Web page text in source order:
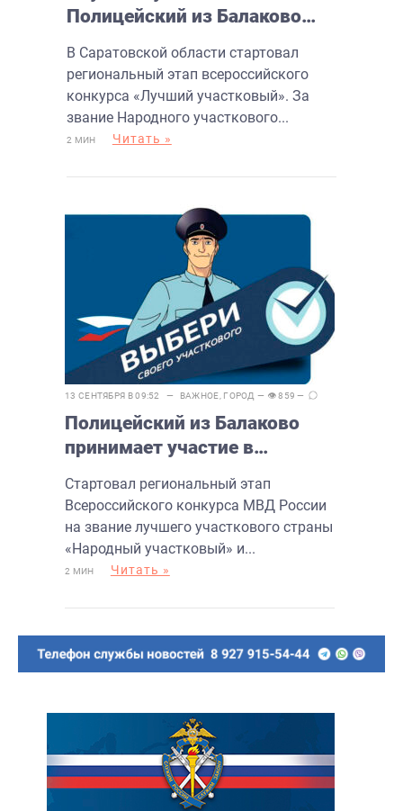
Полицейский из Балаково
В Саратовской области стартовал
региональный этап всероссийского
конкурса «Лучший участковый». За
звание Народного участкового...
2 МИН Читать »
13 СЕНТЯБРЯ В 09:52 — ВАЖНОЕ ГОРОД — 👁 859 —
Полицейский из Балаково
принимает участие в
участковый»
Стартовал региональный этап
Всероссийского конкурса МВД России
на звание лучшего участкового страны
«Народный участковый» и...
2 МИН Читать »